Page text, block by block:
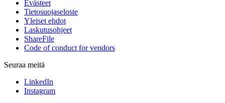
Evästeet
Tietosuojaseloste
Yleiset ehdot
Laskutusohjeet
ShareFile
Code of conduct for vendors
Seuraa meitä
LinkedIn
Instagram